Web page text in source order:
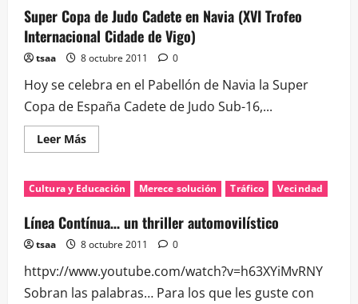
hace
con
una
plata
y
tres
bronces
en
Navia
Super Copa de Judo Cadete en Navia (XVI Trofeo
Internacional Cidade de Vigo)
tsaa 8 octubre 2011 0
Hoy se celebra en el Pabellón de Navia la Super
Copa de España Cadete de Judo Sub-16,...
Leer MásLeer
más
Super
Copa
Judo
Cadete
Navia
Trofeo
Internacional
Cidade
Cultura y Educación Merece solución Tráfico Vecindad
Línea Contínua… un thriller automovilístico
tsaa 8 octubre 2011 0
httpv://www.youtube.com/watch?v=h63XYiMvRNY
Sobran las palabras… Para los que les guste con